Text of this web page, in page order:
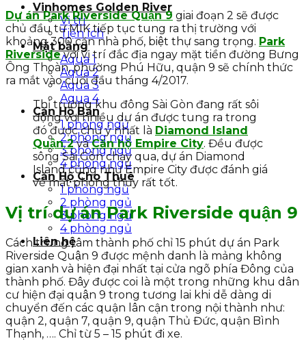
Vinhomes Golden River
Vị trí
Tiện ích
Mặt bằng
Aqua 1
Aqua 2
Aqua 3
Aqua 4
Căn Hộ Bán
1 phòng ngủ
2 phòng ngủ
3 phòng ngủ
4 phòng ngủ
Căn Hộ Cho Thuê
1 phòng ngủ
2 phòng ngủ
3 phòng ngủ
4 phòng ngủ
Liên hệ
Dự án Park Riverside Quận 9 giai đoạn 2 sẽ được
chủ đầu tư MIK tiếp tục tung ra thị trường với
khoảng 300 căn nhà phố, biệt thự sang trọng. Park
Riversidevới vị trí đắc địa ngay mặt tiền đường Bưng
Ông Thoàn, phường Phú Hữu, quận 9 sẽ chính thức
ra mắt vào cuối đầu tháng 4/2017.
Thị trường khu đông Sài Gòn đang rất sôi
động vời nhiều dự án được tung ra trong
đó được chú ý nhất là Diamond Island
Quận 2vàCăn hộ Empire City. Đều được
sông Sài Gòn chạy qua, dự án Diamond
Island cũng như Empire City được đánh giá
về mặt phong thủy rất tốt.
Vị trí dự án Park Riverside quận 9
Cách trung tâm thành phố chỉ 15 phút dự án Park
Riverside Quận 9 được mệnh danh là mảng không
gian xanh và hiện đại nhất tại cửa ngõ phía Đông của
thành phố. Đây được coi là một trong những khu dân
cư hiện đại quận 9 trong tương lai khi dễ dàng di
chuyển đến các quận lân cận trong nội thành như:
quận 2, quận 7, quận 9, quận Thủ Đức, quận Bình
Thạnh, …. Chỉ từ 5 – 15 phút đi xe.